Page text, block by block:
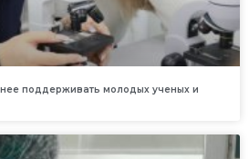
поддерживать молодых ученых и